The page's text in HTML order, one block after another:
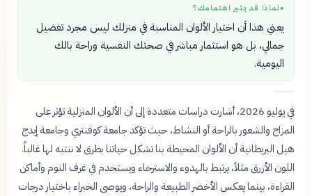
● لماذا قد يثير اهتمامك؟
يعني هذا أن اختيار الألوان المناسبة في منزلك ليس مجرد تفضيل
جمالي، بل هو استثمار مباشر في صحتك النفسية وراحة بالك
اليومية.
في يوليو 2026، أشارت دراسات متعددة إلى أن الألوان المنزلية تؤثر على
المزاج والشعور بالراحة أو النشاط، حيث تؤكد جامعة كوفنتري وجامعة إيدج
هيل البريطانية أن الألوان المحيطة بنا تشكل حياتنا بطرق لا ننتبه لها غالباً.
اللون الأزرق مثلاً، يرتبط بالهدوء والاسترخاء ويستخدم في غرف النوم وأماكن
القراءة، بينما يعكس الأخضر الطبيعة والراحة، ويوصى الخبراء باختيار درجات